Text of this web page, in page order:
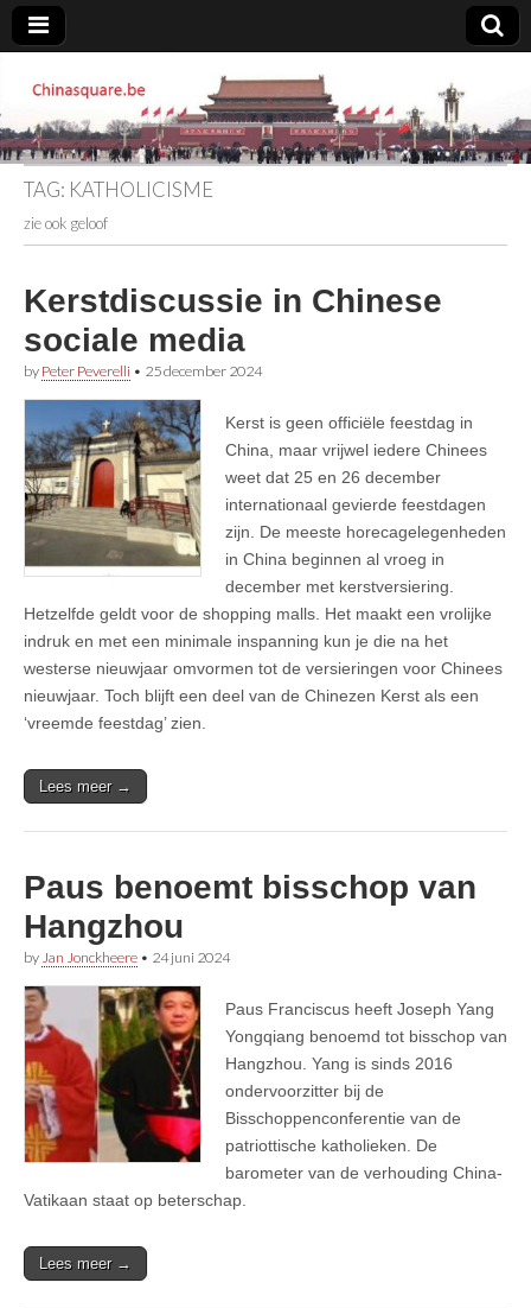
Chinasquare.be
TAG: KATHOLICISME
zie ook geloof
Kerstdiscussie in Chinese
sociale media
by Peter Peverelli • 25 december 2024
Kerst is geen officiële feestdag in
China, maar vrijwel iedere Chinees
weet dat 25 en 26 december
internationaal gevierde feestdagen
zijn. De meeste horecagelegenheden
in China beginnen al vroeg in
december met kerstversiering.
Hetzelfde geldt voor de shopping malls. Het maakt een vrolijke
indruk en met een minimale inspanning kun je die na het
westerse nieuwjaar omvormen tot de versieringen voor Chinees
nieuwjaar. Toch blijft een deel van de Chinezen Kerst als een
‘vreemde feestdag’ zien.
Lees meer →
Paus benoemt bisschop van
Hangzhou
by Jan Jonckheere • 24 juni 2024
Paus Franciscus heeft Joseph Yang
Yongqiang benoemd tot bisschop van
Hangzhou. Yang is sinds 2016
ondervoorzitter bij de
Bisschoppenconferentie van de
patriottische katholieken. De
barometer van de verhouding China-
Vatikaan staat op beterschap.
Lees meer →